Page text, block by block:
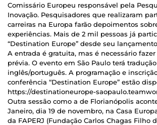
Comissário Europeu responsável pela
Inovação. Pesquisadores que realizaram
carreiras na Europa farão depoimentos
experiências. Mais de 2 mil pessoas já
“Destination Europe” desde seu
A entrada é gratuita, mas é necessário
prévia. O evento em São Paulo terá
inglês/português. A programação e
conferência “Destination Europe” estão
https://destinationeurope-
Outra sessão como a de Florianópolis
Janeiro, dia 19 de novembro, na Casa
da FAPERJ (Fundação Carlos Chagas Filho